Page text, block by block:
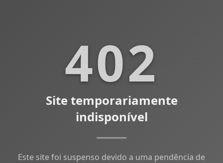
402
Site temporariamente
indisponível
Este site foi suspenso devido a uma pendência de